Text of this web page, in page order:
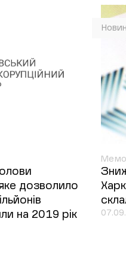
дозволило
на 2019 рік